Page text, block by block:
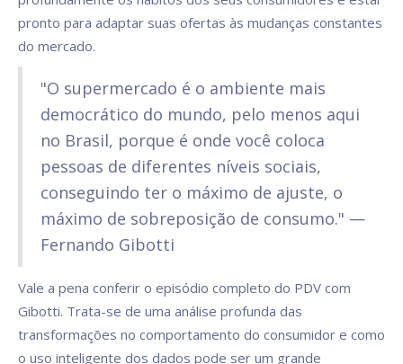
pronto para adaptar suas ofertas às mudanças constantes
do mercado.
"O supermercado é o ambiente mais
democrático do mundo, pelo menos aqui
no Brasil, porque é onde você coloca
pessoas de diferentes níveis sociais,
conseguindo ter o máximo de ajuste, o
máximo de sobreposição de consumo." —
Fernando Gibotti
Vale a pena conferir o episódio completo do PDV com
Gibotti. Trata-se de uma análise profunda das
transformações no comportamento do consumidor e como
o uso inteligente dos dados pode ser um grande